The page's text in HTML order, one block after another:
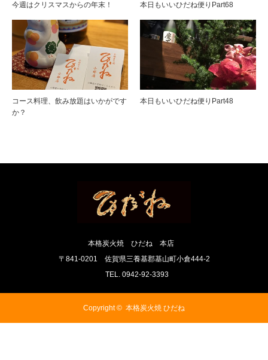
今週はクリスマスからの年末！ 本日もいいひだね便りPart68
コース料理、飲み放題はいかがです
か？
本日もいいひだね便りPart48
本格炭火焼 ひだね 本店
〒841-0201 佐賀県三養基郡基山町小倉444-2
TEL. 0942-92-3393
Copyright © 本格炭火焼 ひだね